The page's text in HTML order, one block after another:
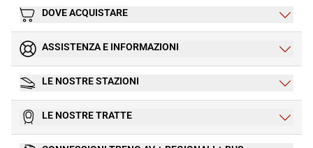
DOVE ACQUISTARE
ASSISTENZA E INFORMAZIONI
LE NOSTRE STAZIONI
LE NOSTRE TRATTE